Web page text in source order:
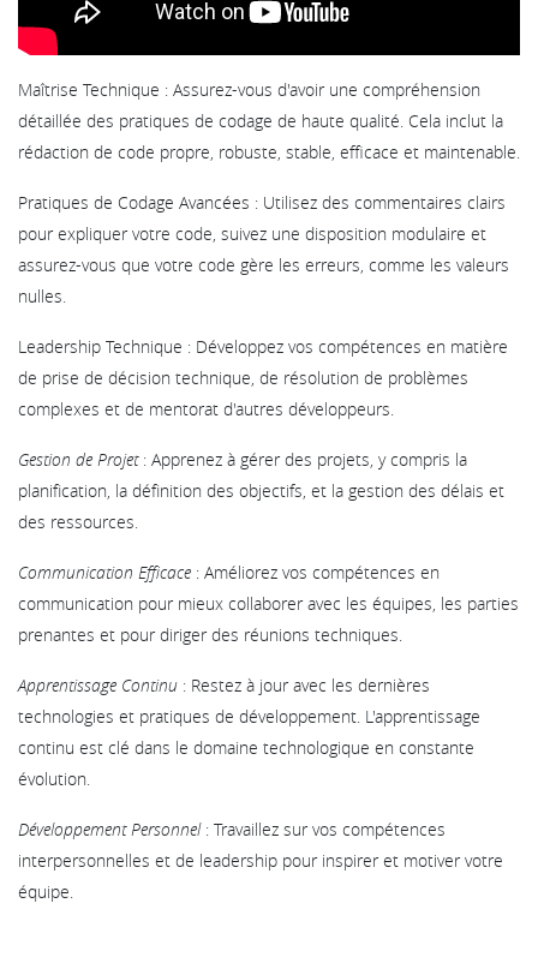
Maîtrise Technique : Assurez-vous d'avoir une compréhension
détaillée des pratiques de codage de haute qualité. Cela inclut la
rédaction de code propre, robuste, stable, efficace et maintenable.
Pratiques de Codage Avancées : Utilisez des commentaires clairs
pour expliquer votre code, suivez une disposition modulaire et
assurez-vous que votre code gère les erreurs, comme les valeurs
nulles.
Leadership Technique : Développez vos compétences en matière
de prise de décision technique, de résolution de problèmes
complexes et de mentorat d'autres développeurs.
Gestion de Projet: Apprenez à gérer des projets, y compris la
planification, la définition des objectifs, et la gestion des délais et
des ressources.
Communication Efficace : Améliorez vos compétences en
communication pour mieux collaborer avec les équipes, les parties
prenantes et pour diriger des réunions techniques.
Apprentissage Continu : Restez à jour avec les dernières
technologies et pratiques de développement. L'apprentissage
continu est clé dans le domaine technologique en constante
évolution.
Développement Personnel: Travaillez sur vos compétences
interpersonnelles et de leadership pour inspirer et motiver votre
équipe.